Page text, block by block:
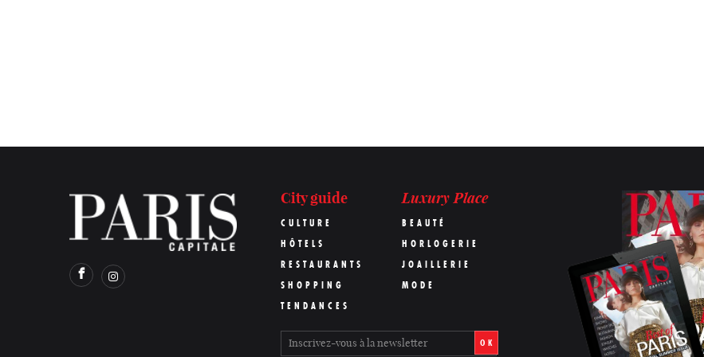
City guide
CULTURE
HÔTELS
RESTAURANTS
SHOPPING
TENDANCES
Luxury Place
BEAUTÉ
HORLOGERIE
JOAILLERIE
MODE
OK